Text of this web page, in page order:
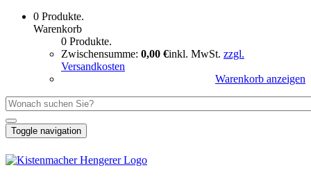
0 Produkte.
Warenkorb
0 Produkte.
Zwischensumme: 0,00 €inkl. MwSt. zzgl.
Versandkosten
Warenkorb anzeigen
Toggle navigation